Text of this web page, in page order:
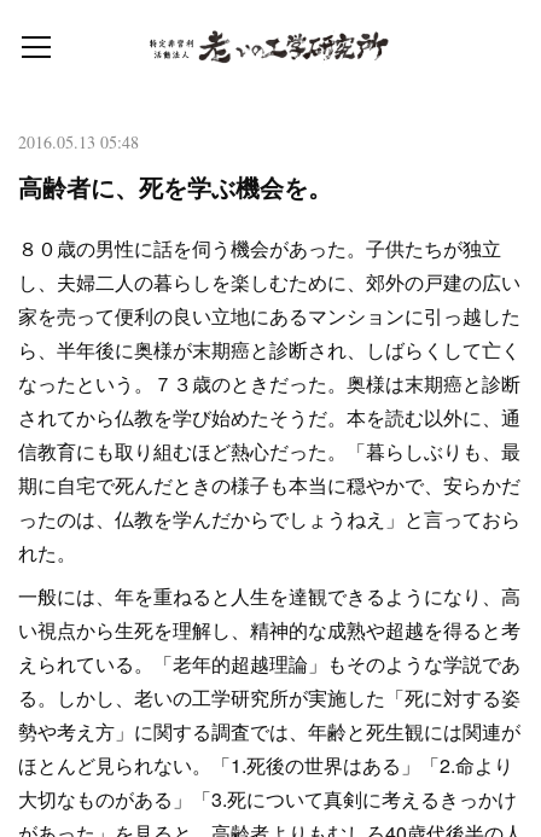
2016.05.13 05:48
高齢者に、死を学ぶ機会を。
８０歳の男性に話を伺う機会があった。子供たちが独立
し、夫婦二人の暮らしを楽しむために、郊外の戸建の広い
家を売って便利の良い立地にあるマンションに引っ越した
ら、半年後に奥様が末期癌と診断され、しばらくして亡く
なったという。７３歳のときだった。奥様は末期癌と診断
されてから仏教を学び始めたそうだ。本を読む以外に、通
信教育にも取り組むほど熱心だった。「暮らしぶりも、最
期に自宅で死んだときの様子も本当に穏やかで、安らかだ
ったのは、仏教を学んだからでしょうねえ」と言っておら
れた。
一般には、年を重ねると人生を達観できるようになり、高
い視点から生死を理解し、精神的な成熟や超越を得ると考
えられている。「老年的超越理論」もそのような学説であ
る。しかし、老いの工学研究所が実施した「死に対する姿
勢や考え方」に関する調査では、年齢と死生観には関連が
ほとんど見られない。「1.死後の世界はある」「2.命より
大切なものがある」「3.死について真剣に考えるきっかけ